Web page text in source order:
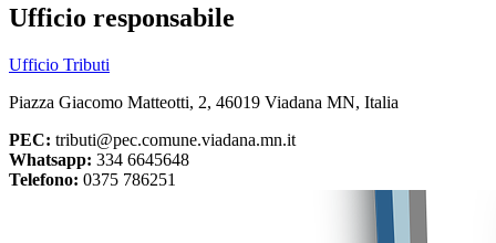
Ufficio responsabile
Ufficio Tributi
Piazza Giacomo Matteotti, 2, 46019 Viadana MN, Italia
PEC: tributi@pec.comune.viadana.mn.it
Whatsapp: 334 6645648
Telefono: 0375 786251